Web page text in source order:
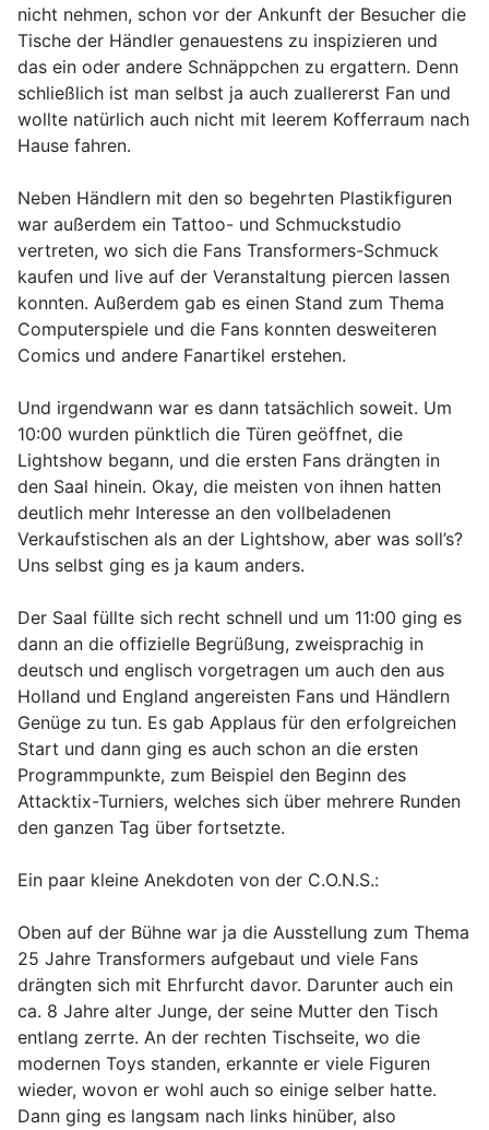
nicht nehmen, schon vor der Ankunft der Besucher die
Tische der Händler genauestens zu inspizieren und
das ein oder andere Schnäppchen zu ergattern. Denn
schließlich ist man selbst ja auch zuallererst Fan und
wollte natürlich auch nicht mit leerem Kofferraum nach
Hause fahren.
Neben Händlern mit den so begehrten Plastikfiguren
war außerdem ein Tattoo- und Schmuckstudio
vertreten, wo sich die Fans Transformers-Schmuck
kaufen und live auf der Veranstaltung piercen lassen
konnten. Außerdem gab es einen Stand zum Thema
Computerspiele und die Fans konnten desweiteren
Comics und andere Fanartikel erstehen.
Und irgendwann war es dann tatsächlich soweit. Um
10:00 wurden pünktlich die Türen geöffnet, die
Lightshow begann, und die ersten Fans drängten in
den Saal hinein. Okay, die meisten von ihnen hatten
deutlich mehr Interesse an den vollbeladenen
Verkaufstischen als an der Lightshow, aber was soll’s?
Uns selbst ging es ja kaum anders.
Der Saal füllte sich recht schnell und um 11:00 ging es
dann an die offizielle Begrüßung, zweisprachig in
deutsch und englisch vorgetragen um auch den aus
Holland und England angereisten Fans und Händlern
Genüge zu tun. Es gab Applaus für den erfolgreichen
Start und dann ging es auch schon an die ersten
Programmpunkte, zum Beispiel den Beginn des
Attacktix-Turniers, welches sich über mehrere Runden
den ganzen Tag über fortsetzte.
Ein paar kleine Anekdoten von der C.O.N.S.:
Oben auf der Bühne war ja die Ausstellung zum Thema
25 Jahre Transformers aufgebaut und viele Fans
drängten sich mit Ehrfurcht davor. Darunter auch ein
ca. 8 Jahre alter Junge, der seine Mutter den Tisch
entlang zerrte. An der rechten Tischseite, wo die
modernen Toys standen, erkannte er viele Figuren
wieder, wovon er wohl auch so einige selber hatte.
Dann ging es langsam nach links hinüber, also